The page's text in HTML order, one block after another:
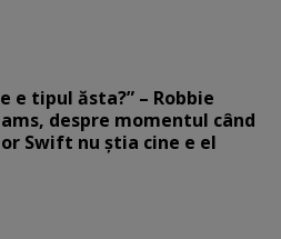
e tipul ăsta?” – Robbie
despre momentul când
Swift nu știa cine e el